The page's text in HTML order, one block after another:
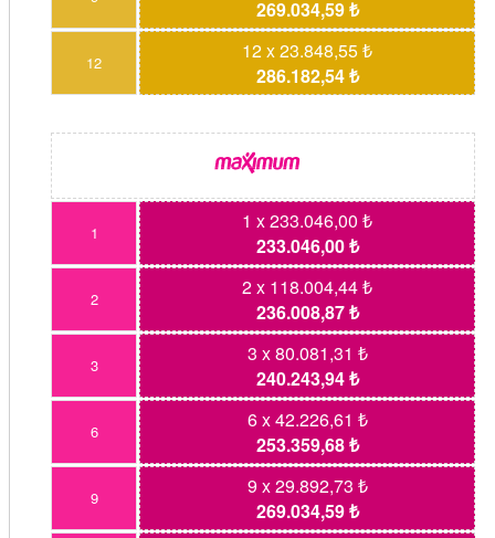
269.034,59 ₺
12
12 x 23.848,55 ₺
286.182,54 ₺
1
1 x 233.046,00 ₺
233.046,00 ₺
2
2 x 118.004,44 ₺
236.008,87 ₺
3
3 x 80.081,31 ₺
240.243,94 ₺
6
6 x 42.226,61 ₺
253.359,68 ₺
9
9 x 29.892,73 ₺
269.034,59 ₺